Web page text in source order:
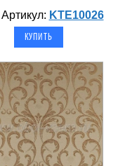
Артикул: KTE10026